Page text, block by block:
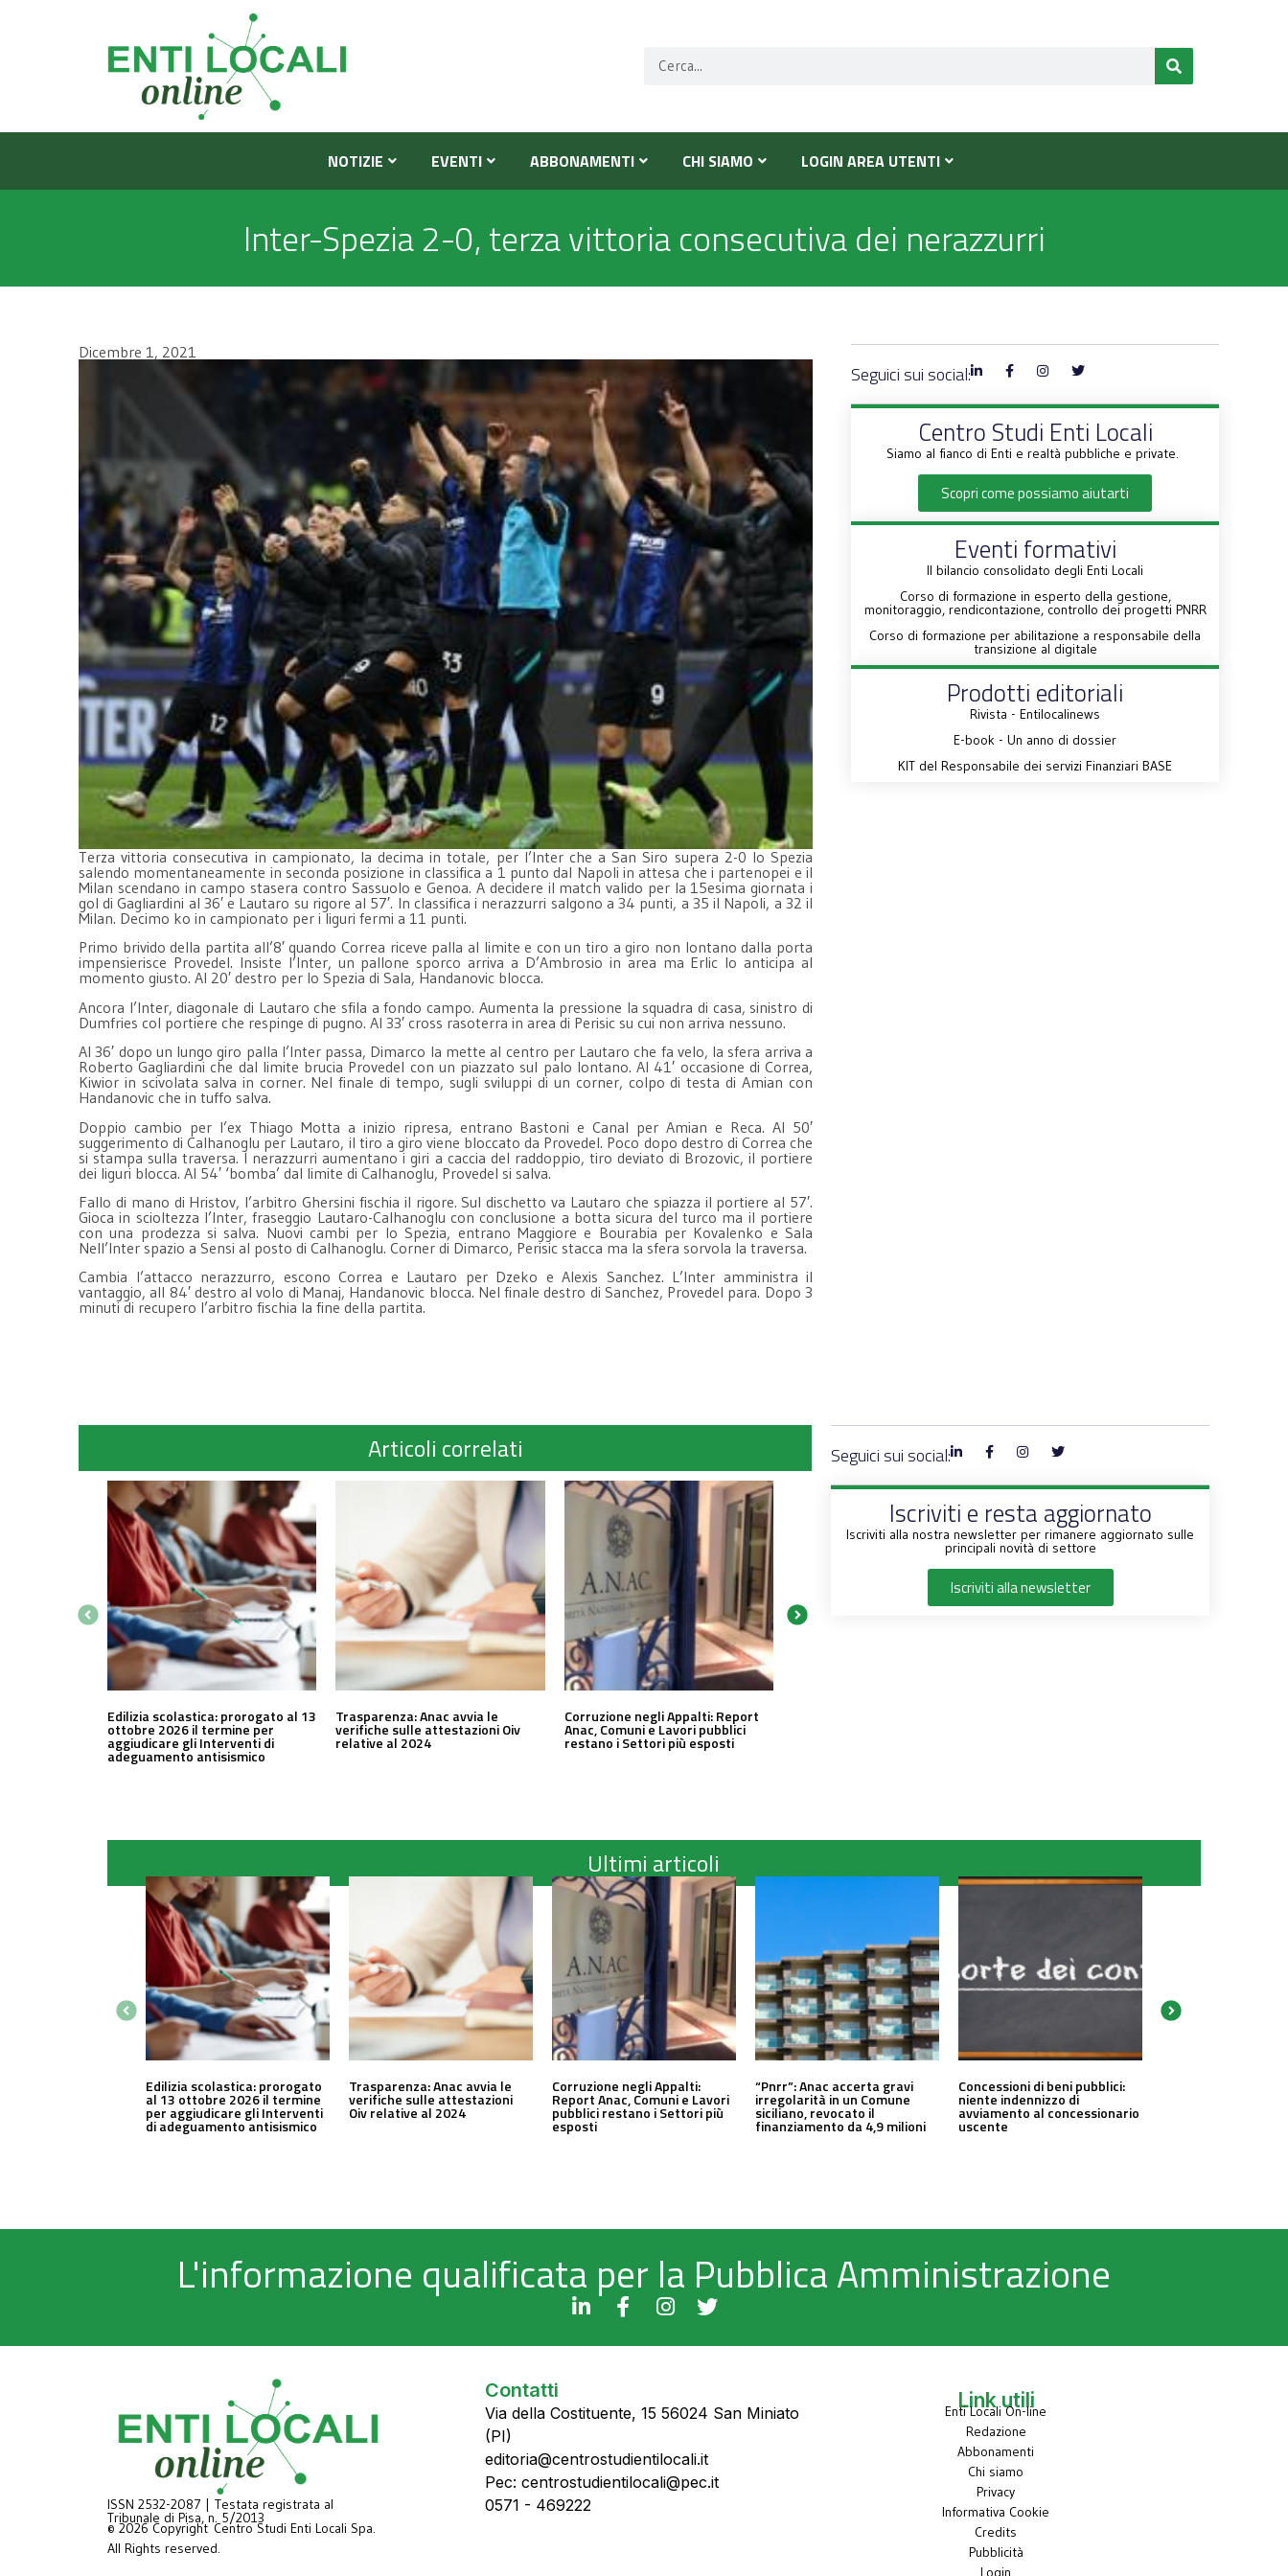
NOTIZIE EVENTI ABBONAMENTI CHI SIAMO LOGIN AREA UTENTI
Inter-Spezia 2-0, terza vittoria consecutiva dei nerazzurri
Dicembre 1, 2021
Terza vittoria consecutiva in campionato, la decima in totale, per l’Inter che a San Siro supera 2-0 lo Spezia
salendo momentaneamente in seconda posizione in classifica a 1 punto dal Napoli in attesa che i partenopei e il
Milan scendano in campo stasera contro Sassuolo e Genoa. A decidere il match valido per la 15esima giornata i
gol di Gagliardini al 36′ e Lautaro su rigore al 57′. In classifica i nerazzurri salgono a 34 punti, a 35 il Napoli, a 32 il
Milan. Decimo ko in campionato per i liguri fermi a 11 punti.
Primo brivido della partita all’8′ quando Correa riceve palla al limite e con un tiro a giro non lontano dalla porta
impensierisce Provedel. Insiste l’Inter, un pallone sporco arriva a D’Ambrosio in area ma Erlic lo anticipa al
momento giusto. Al 20′ destro per lo Spezia di Sala, Handanovic blocca.
Ancora l’Inter, diagonale di Lautaro che sfila a fondo campo. Aumenta la pressione la squadra di casa, sinistro di
Dumfries col portiere che respinge di pugno. Al 33′ cross rasoterra in area di Perisic su cui non arriva nessuno.
Al 36′ dopo un lungo giro palla l’Inter passa, Dimarco la mette al centro per Lautaro che fa velo, la sfera arriva a
Roberto Gagliardini che dal limite brucia Provedel con un piazzato sul palo lontano. Al 41′ occasione di Correa,
Kiwior in scivolata salva in corner. Nel finale di tempo, sugli sviluppi di un corner, colpo di testa di Amian con
Handanovic che in tuffo salva.
Doppio cambio per l’ex Thiago Motta a inizio ripresa, entrano Bastoni e Canal per Amian e Reca. Al 50′
suggerimento di Calhanoglu per Lautaro, il tiro a giro viene bloccato da Provedel. Poco dopo destro di Correa che
si stampa sulla traversa. I nerazzurri aumentano i giri a caccia del raddoppio, tiro deviato di Brozovic, il portiere
dei liguri blocca. Al 54′ ‘bomba’ dal limite di Calhanoglu, Provedel si salva.
Fallo di mano di Hristov, l’arbitro Ghersini fischia il rigore. Sul dischetto va Lautaro che spiazza il portiere al 57′.
Gioca in scioltezza l’Inter, fraseggio Lautaro-Calhanoglu con conclusione a botta sicura del turco ma il portiere
con una prodezza si salva. Nuovi cambi per lo Spezia, entrano Maggiore e Bourabia per Kovalenko e Sala
Nell’Inter spazio a Sensi al posto di Calhanoglu. Corner di Dimarco, Perisic stacca ma la sfera sorvola la traversa.
Cambia l’attacco nerazzurro, escono Correa e Lautaro per Dzeko e Alexis Sanchez. L’Inter amministra il
vantaggio, all 84′ destro al volo di Manaj, Handanovic blocca. Nel finale destro di Sanchez, Provedel para. Dopo 3
minuti di recupero l’arbitro fischia la fine della partita.
Seguici sui social:
Centro Studi Enti Locali
Siamo al fianco di Enti e realtà pubbliche e private.
Scopri come possiamo aiutarti
Eventi formativi
Il bilancio consolidato degli Enti Locali
Corso di formazione in esperto della gestione,
monitoraggio, rendicontazione, controllo dei progetti PNRR
Corso di formazione per abilitazione a responsabile della
transizione al digitale
Prodotti editoriali
Rivista - Entilocalinews
E-book - Un anno di dossier
KIT del Responsabile dei servizi Finanziari BASE
Articoli correlati
Edilizia scolastica: prorogato al 13
ottobre 2026 il termine per
aggiudicare gli Interventi di
adeguamento antisismico
Trasparenza: Anac avvia le
verifiche sulle attestazioni Oiv
relative al 2024
Corruzione negli Appalti: Report
Anac, Comuni e Lavori pubblici
restano i Settori più esposti
Seguici sui social:
Iscriviti e resta aggiornato
Iscriviti alla nostra newsletter per rimanere aggiornato sulle
principali novità di settore
Iscriviti alla newsletter
Ultimi articoli
Edilizia scolastica: prorogato
al 13 ottobre 2026 il termine
per aggiudicare gli Interventi
di adeguamento antisismico
Trasparenza: Anac avvia le
verifiche sulle attestazioni
Oiv relative al 2024
Corruzione negli Appalti:
Report Anac, Comuni e Lavori
pubblici restano i Settori più
esposti
“Pnrr”: Anac accerta gravi
irregolarità in un Comune
siciliano, revocato il
finanziamento da 4,9 milioni
Concessioni di beni pubblici:
niente indennizzo di
avviamento al concessionario
uscente
L'informazione qualificata per la Pubblica Amministrazione
ISSN 2532-2087 | Testata registrata al
Tribunale di Pisa, n. 5/2013
© 2026 Copyright Centro Studi Enti Locali Spa.
All Rights reserved.
Contatti
Via della Costituente, 15 56024 San Miniato
(PI)
editoria@centrostudientilocali.it
Pec: centrostudientilocali@pec.it
0571 - 469222
Link utili
Enti Locali On-line
Redazione
Abbonamenti
Chi siamo
Privacy
Informativa Cookie
Credits
Pubblicità
Login